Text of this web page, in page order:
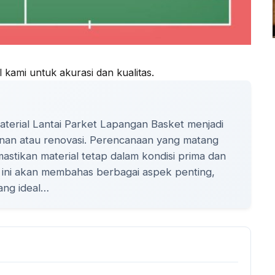
untuk akurasi dan kualitas.
Lantai Parket Lapangan Basket menjadi
atau renovasi. Perencanaan yang matang
material tetap dalam kondisi prima dan
akan membahas berbagai aspek penting,
ideal…